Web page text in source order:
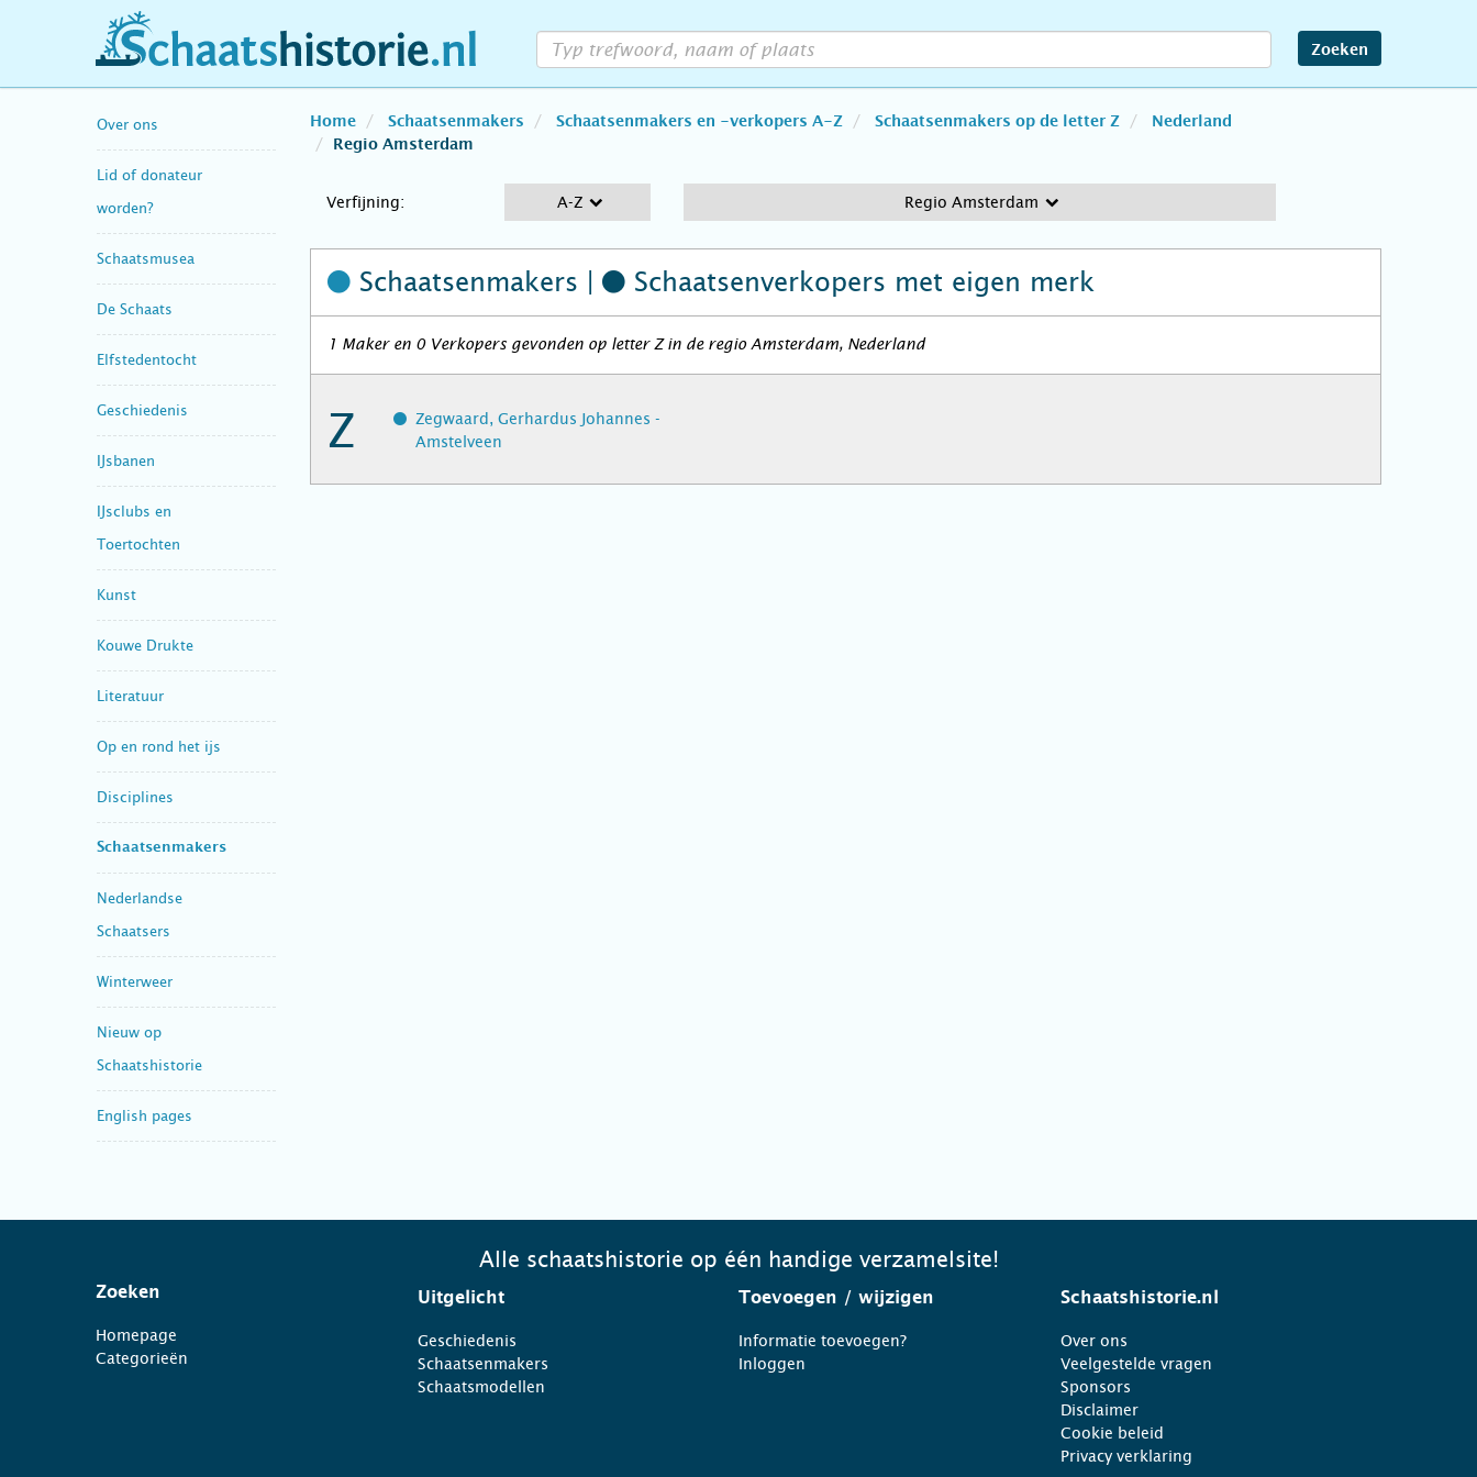
schaatshistorie.nl Zoeken
Over ons
Lid of donateur
worden?
Schaatsmusea
De Schaats
Elfstedentocht
Geschiedenis
IJsbanen
IJsclubs en
Toertochten
Kunst
Kouwe Drukte
Literatuur
Op en rond het ijs
Disciplines
Schaatsenmakers
Nederlandse
Schaatsers
Winterweer
Nieuw op
Schaatshistorie
English pages
Home Schaatsenmakers Schaatsenmakers en -verkopers A-Z Schaatsenmakers op de letter Z
Nederland
Regio Amsterdam
Verfijning: A-Z Regio Amsterdam
Schaatsenmakers | Schaatsenverkopers met eigen merk
1 Maker en 0 Verkopers gevonden op letter Z in de regio Amsterdam, Nederland
Z
Zegwaard, Gerhardus Johannes -
Amstelveen
Alle schaatshistorie op één handige verzamelsite!
Zoeken
Homepage
Categorieën
Uitgelicht
Geschiedenis
Schaatsenmakers
Schaatsmodellen
Toevoegen / wijzigen
Informatie toevoegen?
Inloggen
Schaatshistorie.nl
Over ons
Veelgestelde vragen
Sponsors
Disclaimer
Cookie beleid
Privacy verklaring